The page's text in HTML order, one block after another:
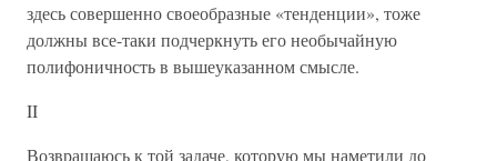
здесь совершенно своеобразные «тенденции», тоже
должны все-таки подчеркнуть его необычайную
полифоничность в вышеуказанном смысле.
II
Возвращаюсь к той задаче, которую мы наметили до